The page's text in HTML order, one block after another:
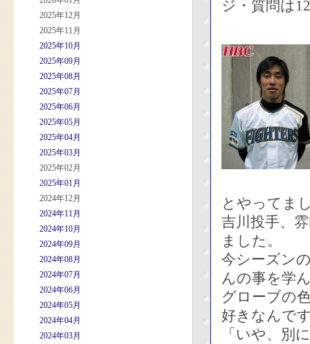
2025年12月
2025年11月
2025年10月
2025年09月
2025年08月
2025年07月
2025年06月
2025年05月
2025年04月
2025年03月
2025年02月
2025年01月
2024年12月
2024年11月
2024年10月
2024年09月
2024年08月
2024年07月
2024年06月
2024年05月
2024年04月
2024年03月
ジ・質問は
とやってま
吉川投手、
ました。
今シーズン
んの事を学
グローブの
好きなんで
「いや、別